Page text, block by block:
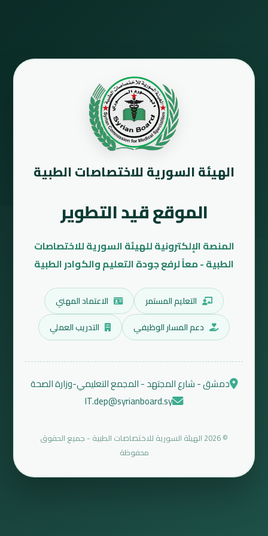
الهيئة السورية للاختصاصات الطبية
الموقع قيد التطوير
المنصة الإلكترونية للهيئة السورية للاختصاصات
الطبية - معاً لرفع جودة التعليم والكوادر الطبية
التعليم المستمر
الاعتماد المهني
دعم المسار الوظيفي
التدريب العملي
دمشق - شارع المجتهد - المجمع التعليمي-وزارة الصحة
IT.dep@syrianboard.sy
© 2026 الهيئة السورية للاختصاصات الطبية - جميع الحقوق
محفوظة